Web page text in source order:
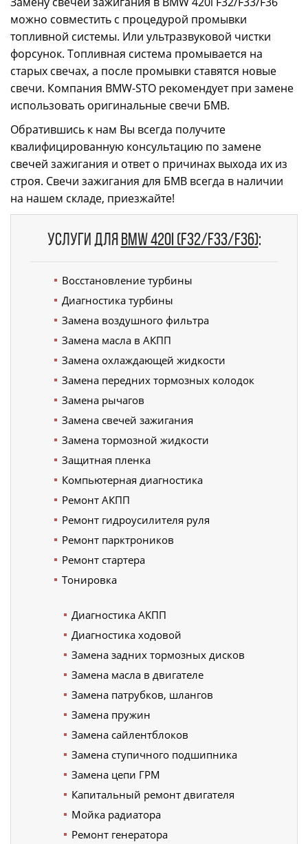
можно совместить с процедурой промывки
топливной системы. Или ультразвуковой чистки
форсунок. Топливная система промывается на
старых свечах, а после промывки ставятся новые
свечи. Компания BMW-STO рекомендует при замене
использовать оригинальные свечи БМВ.
Обратившись к нам Вы всегда получите
квалифицированную консультацию по замене
свечей зажигания и ответ о причинах выхода их из
строя. Свечи зажигания для БМВ всегда в наличии
на нашем складе, приезжайте!
Услуги дляBMW 420i (F32/F33/F36):
Восстановление турбины
Диагностика турбины
Замена воздушного фильтра
Замена масла в АКПП
Замена охлаждающей жидкости
Замена передних тормозных колодок
Замена рычагов
Замена свечей зажигания
Замена тормозной жидкости
Защитная пленка
Компьютерная диагностика
Ремонт АКПП
Ремонт гидроусилителя руля
Ремонт парктроников
Ремонт стартера
Тонировка
Диагностика АКПП
Диагностика ходовой
Замена задних тормозных дисков
Замена масла в двигателе
Замена патрубков, шлангов
Замена пружин
Замена сайлентблоков
Замена ступичного подшипника
Замена цепи ГРМ
Капитальный ремонт двигателя
Мойка радиатора
Ремонт генератора